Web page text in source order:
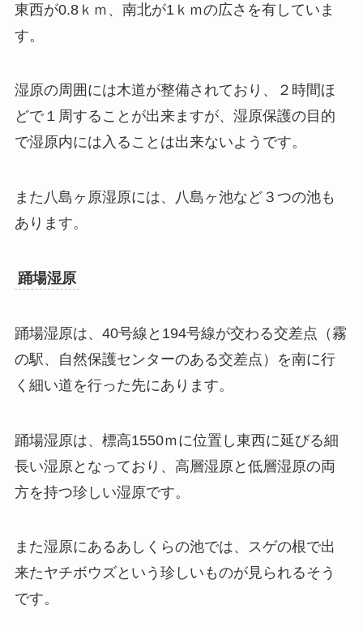
東西が0.8ｋｍ、南北が1ｋｍの広さを有していま
す。
湿原の周囲には木道が整備されており、２時間ほ
どで１周することが出来ますが、湿原保護の目的
で湿原内には入ることは出来ないようです。
また八島ヶ原湿原には、八島ヶ池など３つの池も
あります。
踊場湿原
踊場湿原は、40号線と194号線が交わる交差点（霧
の駅、自然保護センターのある交差点）を南に行
く細い道を行った先にあります。
踊場湿原は、標高1550ｍに位置し東西に延びる細
長い湿原となっており、高層湿原と低層湿原の両
方を持つ珍しい湿原です。
また湿原にあるあしくらの池では、スゲの根で出
来たヤチボウズという珍しいものが見られるそう
です。